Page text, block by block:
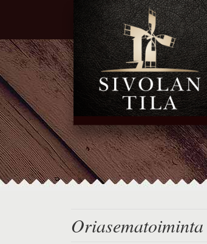
Oriasematoiminta